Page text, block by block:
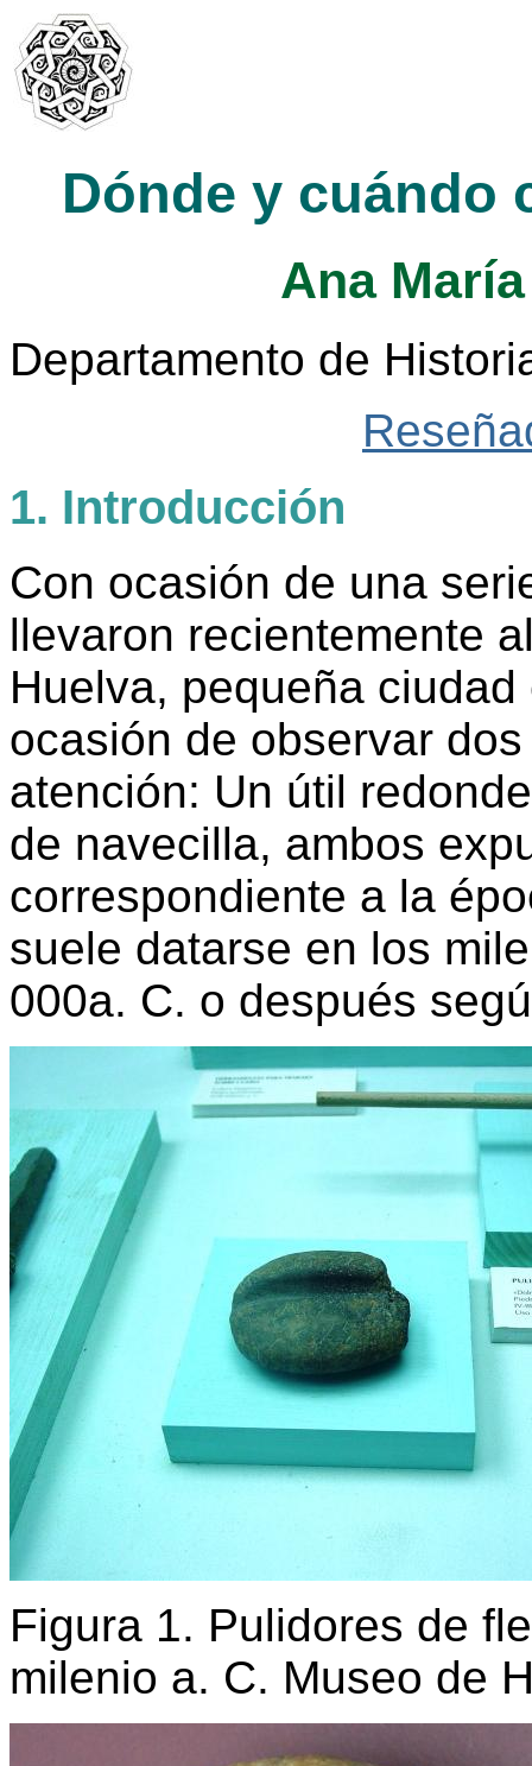
Dónde y cuándo
Ana
Departamento de
1. Introducción
Con ocasión de una
llevaron recientemente
Huelva, pequeña
ocasión de observar
atención: Un útil
de navecilla, ambos
correspondiente a la
suele datarse en los
000a. C. o después
Figura 1. Pulidores de
milenio a. C. Museo de